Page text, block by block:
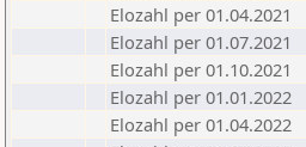
Elozahl per 01.04.2021
Elozahl per 01.07.2021
Elozahl per 01.10.2021
Elozahl per 01.01.2022
Elozahl per 01.04.2022